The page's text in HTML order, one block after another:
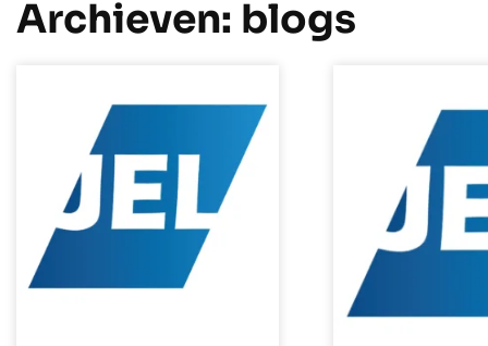
Archieven: blogs